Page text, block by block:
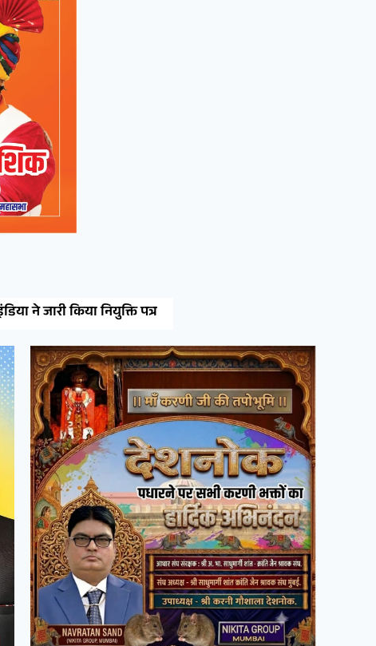
रीको औद्योगिक क्षेत्र की इंडस्ट्रीज पर डिब्बा बंद वस्तुओं पर